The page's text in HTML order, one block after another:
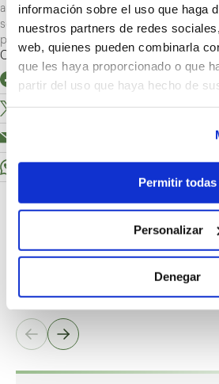
información sobre el uso que haga
nuestros partners de redes
web, quienes pueden combinarla
que les haya proporcionado o que
partir del uso que haya hecho de
Permitir todas
Personalizar
Denegar
Comparte el artículo
Facebook
X
año consecutivo. Estas cifras confirman la
sector de la climatización y lo sitúan a
primeros años de la crisis económica.
Artículos